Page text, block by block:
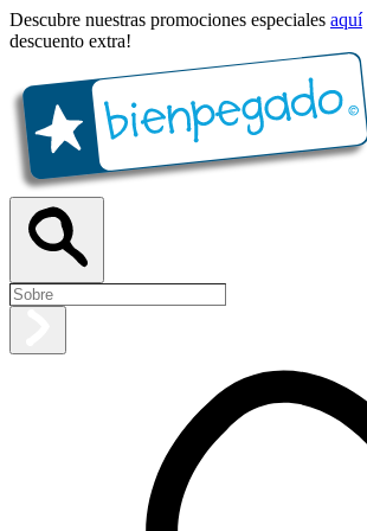
Descubre nuestras promociones especiales aquí
descuento extra!